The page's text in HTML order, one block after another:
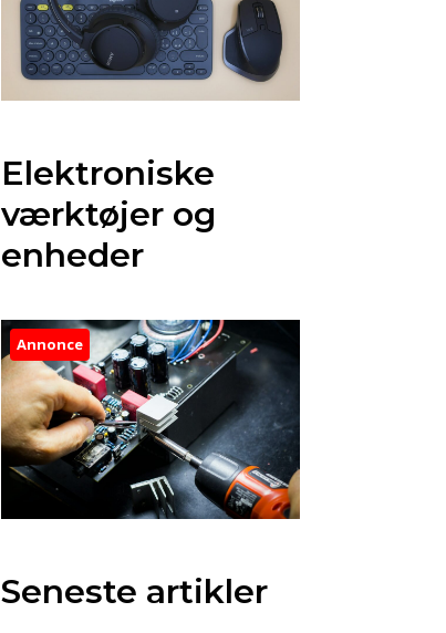
Elektroniske
værktøjer og
enheder
Annonce
Seneste artikler